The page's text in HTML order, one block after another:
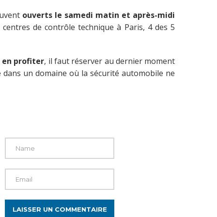
ouverts le samedi matin et après-midi
de contrôle technique à Paris, 4 des 5
en profiter, il faut réserver au dernier moment
un domaine où la sécurité automobile ne